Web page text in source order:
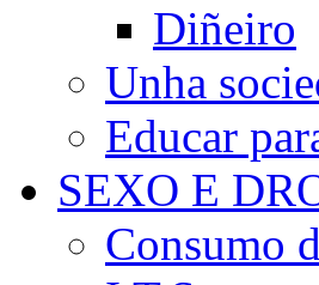
Diñeiro
Unha
Educar
SEXO E
Consumo